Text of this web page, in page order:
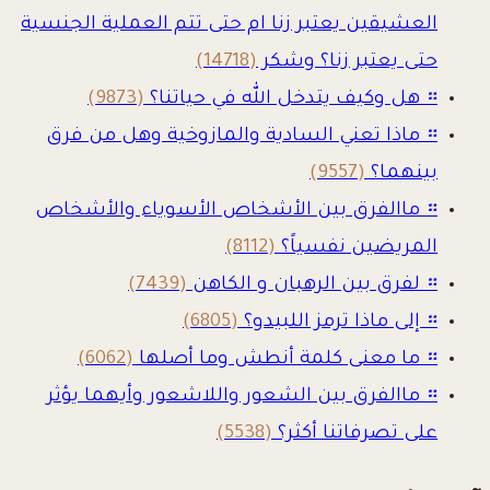
العشيقين يعتبر زنا ام حتى تتم العملية الجنسية
حتى يعتبر زنا؟ وشكر(14718)
። هل وكيف يتدخل الله في حياتنا؟(9873)
። ماذا تعني السادية والمازوخية وهل من فرق
بينهما؟(9557)
። ماالفرق بين الأشخاص الأسوياء والأشخاص
المريضين نفسياً؟(8112)
። لفرق بين الرهبان و الكاهن(7439)
። إلى ماذا ترمز اللبيدو؟(6805)
። ما معنى كلمة أنطش وما أصلها(6062)
። ماالفرق بين الشعور واللاشعور وأيهما يؤثر
على تصرفاتنا أكثر؟(5538)